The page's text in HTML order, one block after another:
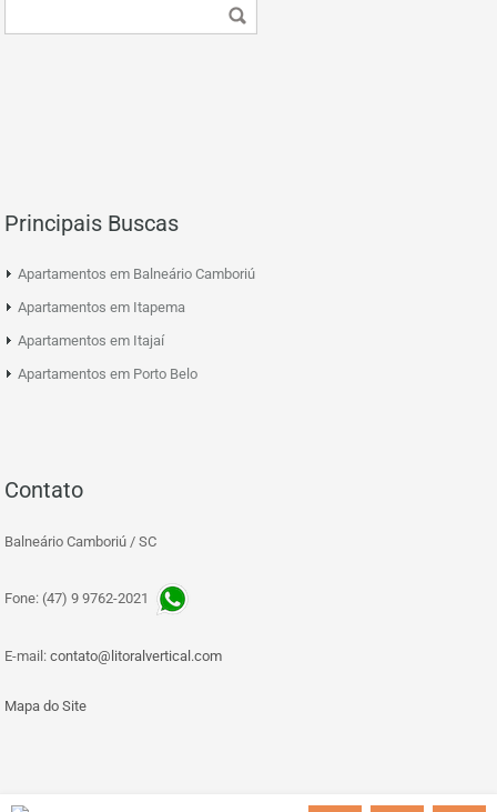
Principais Buscas
Apartamentos em Balneário Camboriú
Apartamentos em Itapema
Apartamentos em Itajaí
Apartamentos em Porto Belo
Contato
Balneário Camboriú / SC
Fone: (47) 9 9762-2021
E-mail: contato@litoralvertical.com
Mapa do Site